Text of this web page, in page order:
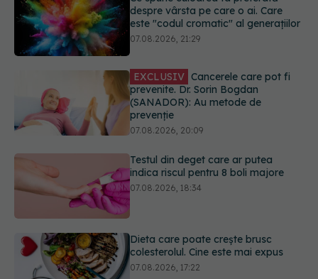
EXCLUSIV Cancerele care pot fi
prevenite. Dr. Sorin Bogdan
(SANADOR): Au metode de
07.08.2026, 20:09
Testul din deget care ar putea
indica riscul pentru 8 boli majore
07.08.2026, 18:34
Dieta care poate crește brusc
colesterolul. Cine este mai expus
PNRR: 174 de milioane de lei pentru
sănătate într-o singură săptămână.